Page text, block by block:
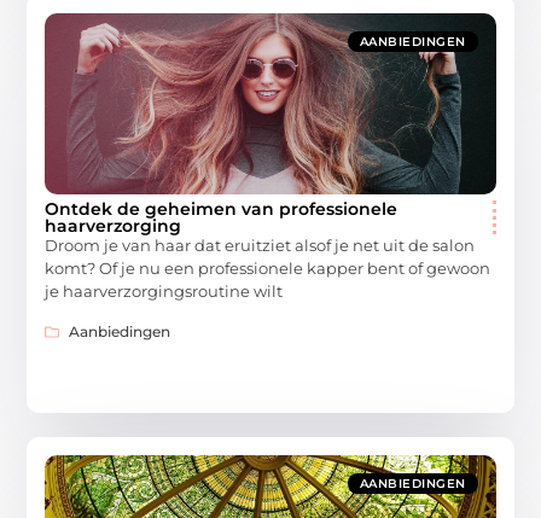
AANBIEDINGEN
Ontdek de geheimen van professionele
haarverzorging
Droom je van haar dat eruitziet alsof je net uit de salon
komt? Of je nu een professionele kapper bent of gewoon
je haarverzorgingsroutine wilt
Aanbiedingen
AANBIEDINGEN